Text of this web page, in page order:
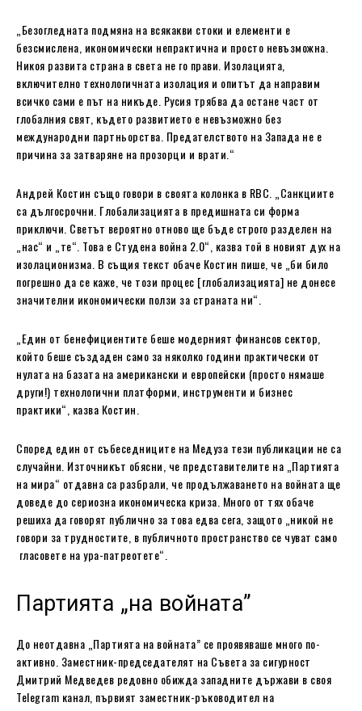
„Безогледната подмяна на всякакви стоки и елементи е
безсмислена, икономически непрактична и просто невъзможна.
Никоя развита страна в света не го прави. Изолацията,
включително технологичната изолация и опитът да направим
всичко сами е път на никъде. Русия трябва да остане част от
глобалния свят, където развитието е невъзможно без
международни партньорства. Предателството на Запада не е
причина за затваряне на прозорци и врати.“
Андрей Костин също говори в своята колонка в RBC. „Санкциите
са дългосрочни. Глобализацията в предишната си форма
приключи. Светът вероятно отново ще бъде строго разделен на
„нас“ и „те“. Това е Студена война 2.0“, казва той в новият дух на
изолационизма. В същия текст обаче Костин пише, че „би било
погрешно да се каже, че този процес [глобализацията] не донесе
значителни икономически ползи за страната ни“.
„Един от бенефициентите беше модерният финансов сектор,
който беше създаден само за няколко години практически от
нулата на базата на американски и европейски (просто нямаше
други!) технологични платформи, инструменти и бизнес
практики“, казва Костин.
Според един от събеседниците на Медуза тези публикации не са
случайни. Източникът обясни, че представителите на „Партията
на мира“ отдавна са разбрали, че продължаването на войната ще
доведе до сериозна икономическа криза. Много от тях обаче
решиха да говорят публично за това едва сега, защото „никой не
говори за трудностите, в публичното пространство се чуват само
гласовете на ура-патреотете“.
Партията „на войната”
До неотдавна „Партията на войната” се проявяваше много по-
активно. Заместник-председателят на Съвета за сигурност
Дмитрий Медведев редовно обижда западните държави в своя
Telegram канал, първият заместник-ръководител на